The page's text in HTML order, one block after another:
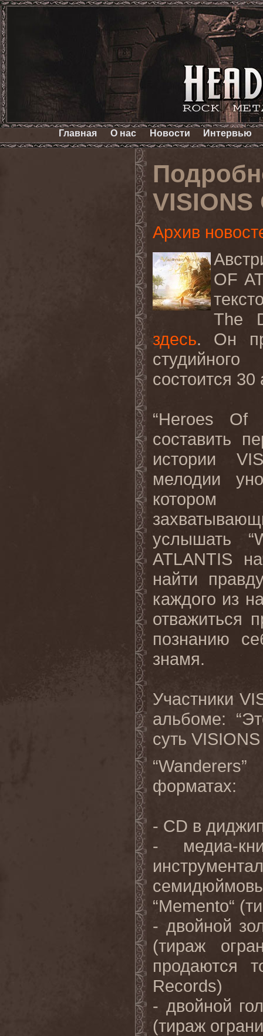
Главная О нас Новости Интервью
VISIONS
Архив
OF
The
здесь. Он
состоится
“Heroes Of
составить
истории
мелодии
котором
услышать
ATLANTIS
найти
каждого из
отважиться
познанию
знамя.
Участники
альбоме:
суть
форматах:
- CD в
- медиа-
“Memento“
- двойной
(тираж
продаются
Records)
- двойной
(тираж